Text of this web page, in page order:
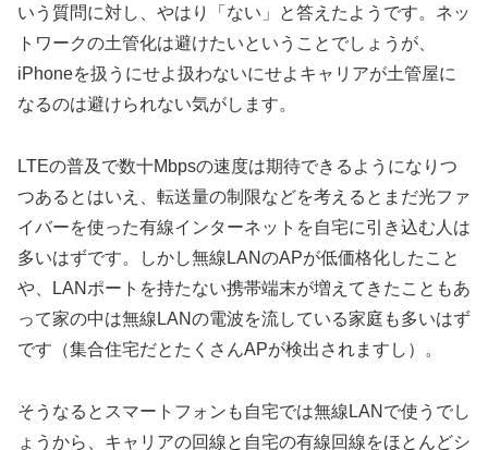
いう質問に対し、やはり「ない」と答えたようです。ネッ
トワークの土管化は避けたいということでしょうが、
iPhoneを扱うにせよ扱わないにせよキャリアが土管屋に
なるのは避けられない気がします。
LTEの普及で数十Mbpsの速度は期待できるようになりつ
つあるとはいえ、転送量の制限などを考えるとまだ光ファ
イバーを使った有線インターネットを自宅に引き込む人は
多いはずです。しかし無線LANのAPが低価格化したこと
や、LANポートを持たない携帯端末が増えてきたこともあ
って家の中は無線LANの電波を流している家庭も多いはず
です（集合住宅だとたくさんAPが検出されますし）。
そうなるとスマートフォンも自宅では無線LANで使うでし
ょうから、キャリアの回線と自宅の有線回線をほとんどシ